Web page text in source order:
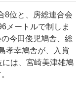
位と、 房総連合会
メートルで制しま
今田俊児鳩舎、総
孝幸鳩舎が、入賞
は、宮崎美津雄鳩